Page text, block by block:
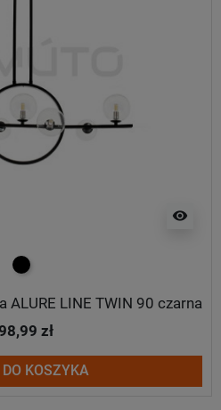
visibility
czarny
ALURE LINE TWIN 90 czarna
zł
DO KOSZYKA